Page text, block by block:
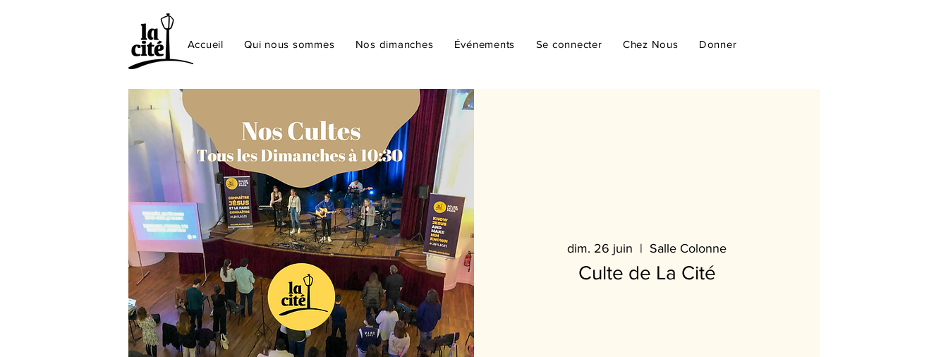
Accueil Qui nous sommes Nos dimanches Événements Se connecter Chez Nous Donner
dim. 26 juin
  |
Salle Colonne
Culte de La Cité